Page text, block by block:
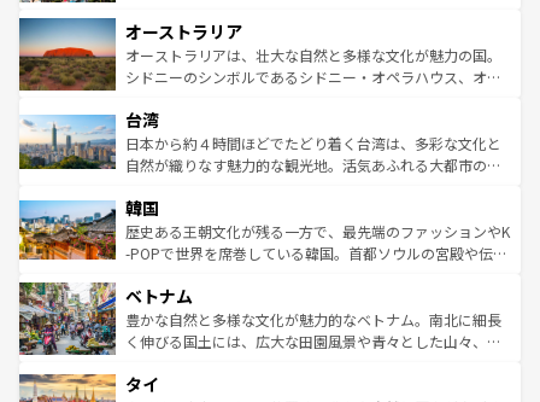
部のニューオーリンズでは、音楽と美食が融合した独特の
文化が魅力。旅行者はアメリカの各地域で異なる魅力を楽
しみながら、その多様性と豊かな歴史を感じることができ
ならではの贅沢な旅のスタイルだ。 なお、新着のアメリカ
情報はコンテンツ一覧を参照してほしい。
ワイ島は見逃せない。また、定番の観光地といえばオアフ
島だが、静かな自然を求めるならマウイ島やカウアイ島が
おすすめ。エメラルドグリーンに輝く海をはじめ、豊かな
れるおもてなしの心で訪れる人々を迎えてくれるハワイの
人々、おいしいローカルフードやハワイアンミュージッ
ク、伝統的なフラダンスなど、すべてがハワイの魅力を彩
ワイを、存分に味わってほしい。 なお、新着のハワイ情報
はコンテンツ一覧を参照してほしい。
オーストラリア
オーストラリアは、壮大な自然と多様な文化が魅力の国。
シドニーのシンボルであるシドニー・オペラハウス、オー
リアリーフや大陸中央部にそびえるウルル（エアーズロッ
ク）、タスマニアの美しい原生林やケアンズの熱帯雨林な
ど、見どころがたくさん。また、カフェやワイン、オージ
いる。アクティビティも充実しており、サーフィンやダイ
ビング、ハイキングなど、アウトドア好きにはたまらな
い。オーストラリアの多彩な魅力を存分に味わいつくそ
参照してほしい。
台湾
日本から約４時間ほどでたどり着く台湾は、多彩な文化と
自然が織りなす魅力的な観光地。活気あふれる大都市の台
ン）、静ひつな山岳地帯である台湾東部など、都市の喧騒
と山間の静けさが共存しており、訪れる人に新しい発見と
驚きをもたらしてくれる。また、奥深い台湾の食文化も魅
容にもいいと評判のスイーツなど、バラエティ豊かな料理
が味わえる。 なお、新着の台湾情報は コンテンツ一覧を参
照してほしい。
韓国
歴史ある王朝文化が残る一方で、最先端のファッションやK
-POPで世界を席巻している韓国。首都ソウルの宮殿や伝統
き、地方に足を延ばせば四季折々の自然美を楽しむことが
できる。そして、キムチや焼肉、絶品のストリートフード
まで、さまざまな韓国料理が待っている。夜には、韓国な
リティに包まれながら、韓国の多彩な魅力を心ゆくまで味
ベトナム
豊かな自然と多様な文化が魅力的なベトナム。南北に細長
く伸びる国土には、広大な田園風景や青々とした山々、世
急速な発展と共に伝統が息づく。ハノイの古い町並みやホ
タイ